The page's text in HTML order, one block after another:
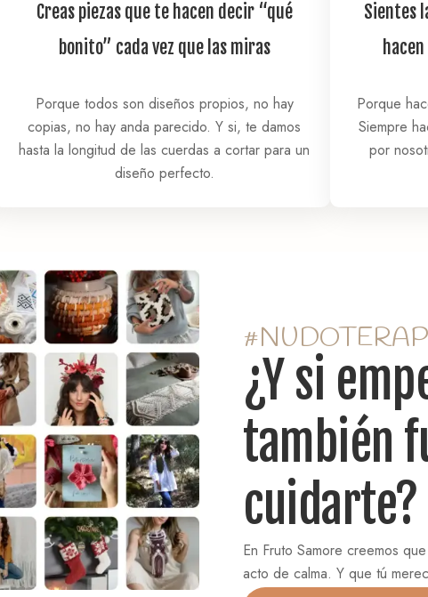
Creas piezas que te hacen decir “qué
bonito” cada vez que las miras
Porque todos son diseños propios, no hay
copias, no hay anda parecido. Y si, te damos
hasta la longitud de las cuerdas a cortar para un
diseño perfecto.
Sientes
Porque
Siempre
por
¿Y si
también
cuidarte?
En Fruto Samore creemos
acto de calma. Y que tú